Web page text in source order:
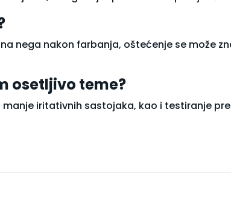
nega nakon farbanja, oštećenje se može
osetljivo teme?
iritativnih sastojaka, kao i testiranje